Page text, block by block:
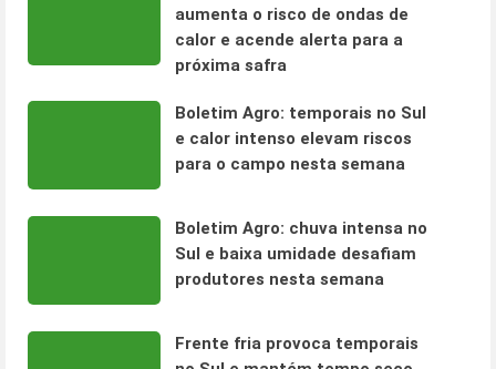
aumenta o risco de ondas de
calor e acende alerta para a
próxima safra
Boletim Agro: temporais no Sul
e calor intenso elevam riscos
para o campo nesta semana
Boletim Agro: chuva intensa no
Sul e baixa umidade desafiam
produtores nesta semana
Frente fria provoca temporais